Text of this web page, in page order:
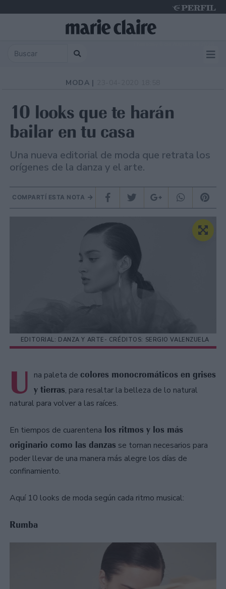
MODA |
10 looks que te harán
bailar en tu casa
Una nueva editorial de moda que retrata los
orígenes de la danza y el arte.
COMPARTÍ ESTA NOTA
EDITORIAL: DANZA Y ARTE- CRÉDITOS: SERGIO VALENZUELA
U na paleta de colores monocromáticos en grises
y tierras, para resaltar la belleza de lo natural
natural para volver a las raíces.
En tiempos de cuarentena los ritmos y los más
originario como las danzas se tornan necesarios para
poder llevar de una manera más alegre los días de
confinamiento.
Aquí 10 looks de moda según cada ritmo musical:
Rumba